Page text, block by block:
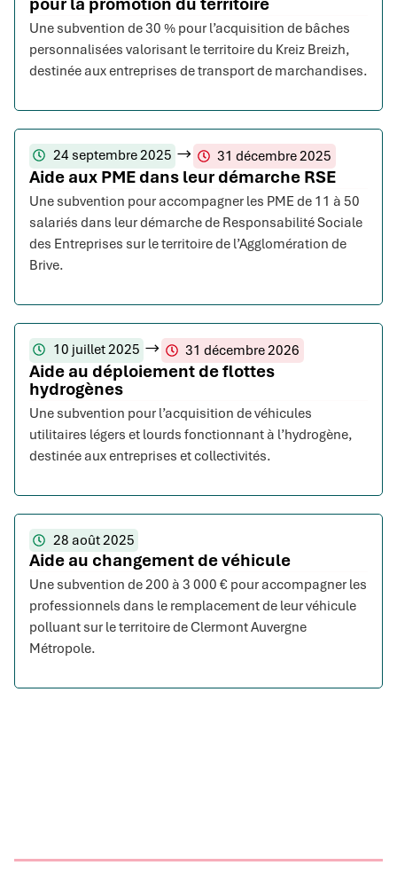
Une subvention de 30 % pour l’acquisition de bâches
personnalisées valorisant le territoire du Kreiz Breizh,
destinée aux entreprises de transport de marchandises.
24 septembre 2025 31 décembre 2025
Aide aux PME dans leur démarche RSE
Une subvention pour accompagner les PME de 11 à 50
salariés dans leur démarche de Responsabilité Sociale
des Entreprises sur le territoire de l’Agglomération de
Brive.
10 juillet 2025 31 décembre 2026
Aide au déploiement de flottes
hydrogènes
Une subvention pour l’acquisition de véhicules
utilitaires légers et lourds fonctionnant à l’hydrogène,
destinée aux entreprises et collectivités.
28 août 2025
Aide au changement de véhicule
Une subvention de 200 à 3 000 € pour accompagner les
professionnels dans le remplacement de leur véhicule
polluant sur le territoire de Clermont Auvergne
Métropole.